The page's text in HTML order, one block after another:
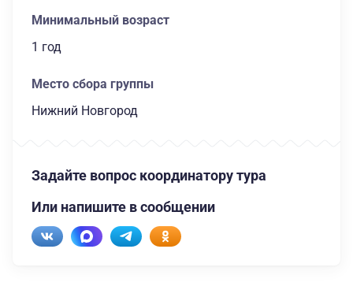
Минимальный возраст
1 год
Место сбора группы
Нижний Новгород
Задайте вопрос координатору тура
Или напишите в сообщении